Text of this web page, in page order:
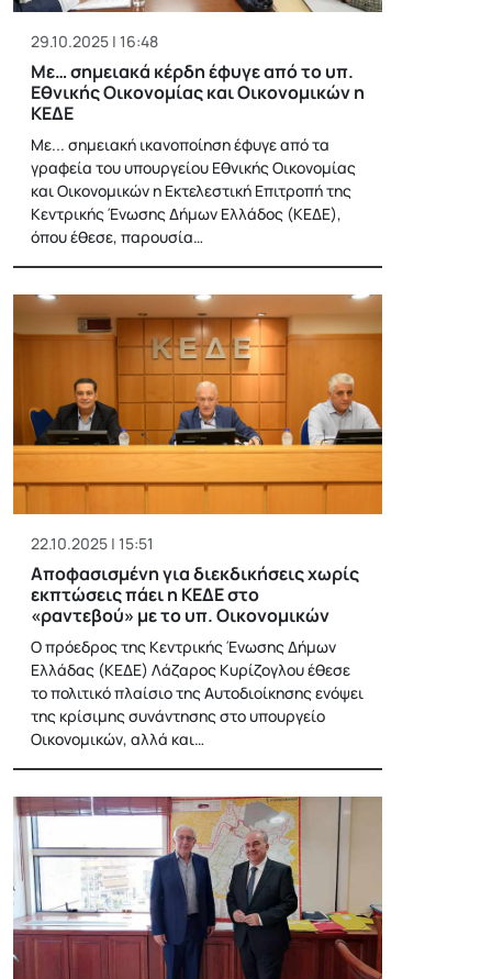
29.10.2025 | 16:48
Με… σημειακά κέρδη έφυγε από το υπ.
Εθνικής Οικονομίας και Οικονομικών η
ΚΕΔΕ
Με... σημειακή ικανοποίηση έφυγε από τα
γραφεία του υπουργείου Εθνικής Οικονομίας
και Οικονομικών η Εκτελεστική Επιτροπή της
Κεντρικής Ένωσης Δήμων Ελλάδος (ΚΕΔΕ),
όπου έθεσε, παρουσία…
22.10.2025 | 15:51
Αποφασισμένη για διεκδικήσεις χωρίς
εκπτώσεις πάει η ΚΕΔΕ στο
«ραντεβού» με το υπ. Οικονομικών
Ο πρόεδρος της Κεντρικής Ένωσης Δήμων
Ελλάδας (ΚΕΔΕ) Λάζαρος Κυρίζογλου έθεσε
το πολιτικό πλαίσιο της Αυτοδιοίκησης ενόψει
της κρίσιμης συνάντησης στο υπουργείο
Οικονομικών, αλλά και…